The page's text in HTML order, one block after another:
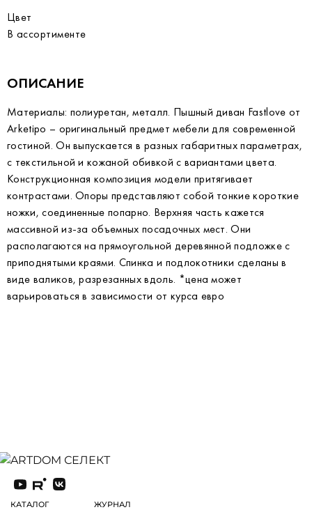
Цвет
В ассортименте
ОПИСАНИЕ
Материалы: полиуретан, металл. Пышный диван Fastlove от
Arketipo – оригинальный предмет мебели для современной
гостиной. Он выпускается в разных габаритных параметрах,
с текстильной и кожаной обивкой с вариантами цвета.
Конструкционная композиция модели притягивает
контрастами. Опоры представляют собой тонкие короткие
ножки, соединенные попарно. Верхняя часть кажется
массивной из-за объемных посадочных мест. Они
располагаются на прямоугольной деревянной подложке с
приподнятыми краями. Спинка и подлокотники сделаны в
виде валиков, разрезанных вдоль. *цена может
варьироваться в зависимости от курса евро
КАТАЛОГ ЖУРНАЛ